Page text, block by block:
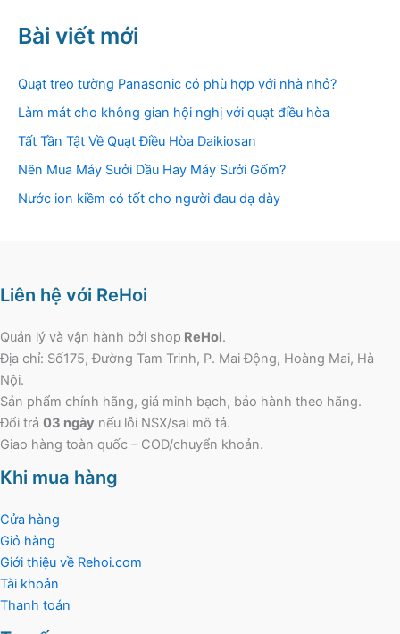
Bài viết mới
Quạt treo tường Panasonic có phù hợp với nhà nhỏ?
Làm mát cho không gian hội nghị với quạt điều hòa
Tất Tần Tật Về Quạt Điều Hòa Daikiosan
Nên Mua Máy Sưởi Dầu Hay Máy Sưởi Gốm?
Nước ion kiềm có tốt cho người đau dạ dày
Liên hệ với ReHoi
Quản lý và vận hành bởi shop ReHoi.
Địa chỉ: Số175, Đường Tam Trinh, P. Mai Động, Hoàng Mai, Hà
Nội.
Sản phẩm chính hãng, giá minh bạch, bảo hành theo hãng.
Đổi trả 03 ngày nếu lỗi NSX/sai mô tả.
Giao hàng toàn quốc – COD/chuyển khoản.
Khi mua hàng
Cửa hàng
Giỏ hàng
Giới thiệu về Rehoi.com
Tài khoản
Thanh toán